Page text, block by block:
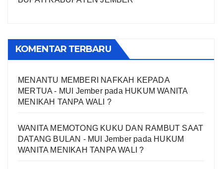
KOMENTAR TERBARU
MENANTU MEMBERI NAFKAH KEPADA
MERTUA - MUI Jemberpada HUKUM WANITA
MENIKAH TANPA WALI ?
WANITA MEMOTONG KUKU DAN RAMBUT SAAT
DATANG BULAN - MUI Jember pada HUKUM
WANITA MENIKAH TANPA WALI ?